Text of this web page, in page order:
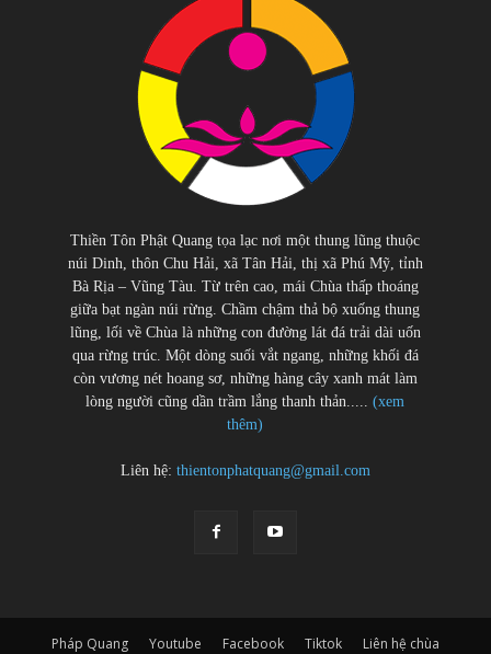
Thiền Tôn Phật Quang tọa lạc nơi một thung lũng thuộc
núi Dinh, thôn Chu Hải, xã Tân Hải, thị xã Phú Mỹ, tỉnh
Bà Rịa – Vũng Tàu. Từ trên cao, mái Chùa thấp thoáng
giữa bạt ngàn núi rừng. Chầm chậm thả bộ xuống thung
lũng, lối về Chùa là những con đường lát đá trải dài uốn
qua rừng trúc. Một dòng suối vắt ngang, những khối đá
còn vương nét hoang sơ, những hàng cây xanh mát làm
lòng người cũng dần trầm lắng thanh thản.....(xem
thêm)
Liên hệ: thientonphatquang@gmail.com
Pháp Quang Youtube Facebook Tiktok Liên hệ chùa